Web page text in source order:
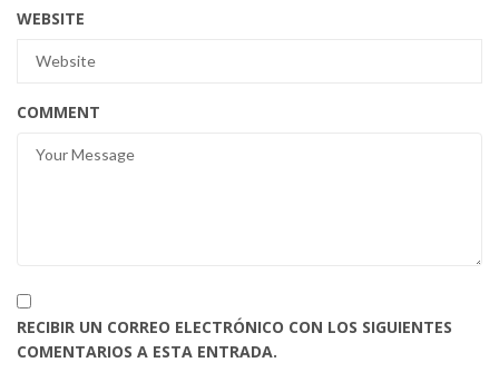
WEBSITE
COMMENT
RECIBIR UN CORREO ELECTRÓNICO CON LOS SIGUIENTES
COMENTARIOS A ESTA ENTRADA.